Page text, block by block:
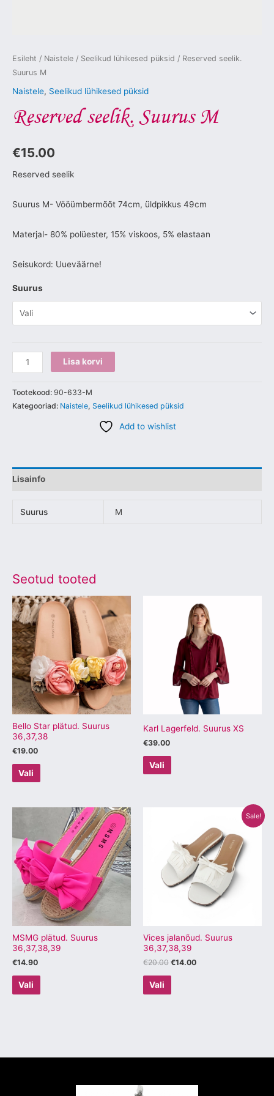
Esileht / Naistele / Seelikud lühikesed püksid / Reserved seelik.
Suurus M
Naistele, Seelikud lühikesed püksid
Reserved seelik. Suurus M
€15.00
Reserved seelik
Suurus M- Vööümbermõõt 74cm, üldpikkus 49cm
Materjal- 80% polüester, 15% viskoos, 5% elastaan
Seisukord: Uueväärne!
Suurus
Lisa korvi
Tootekood: 90-633-M
Kategooriad: Naistele, Seelikud lühikesed püksid
Add to wishlist
Lisainfo
Suurus M
Seotud tooted
Bello Star plätud. Suurus
36,37,38
€19.00
Vali
Sellel
tootel
varianti.
Valikuid
saab
teha
tootelehel.
Karl Lagerfeld. Suurus XS
€39.00
Vali
tootel
mitu
varianti.
Valikuid
saab
teha
tootelehel.
MSMG plätud. Suurus
36,37,38,39
€14.90
Vali
on
mitu
varianti.
Valikuid
saab
teha
tootelehel.
Sale!
Vices jalanõud. Suurus
36,37,38,39
€20.00
€20.00.
€14.00
on:
€14.00.
Vali
on
mitu
varianti.
Valikuid
tootelehel.